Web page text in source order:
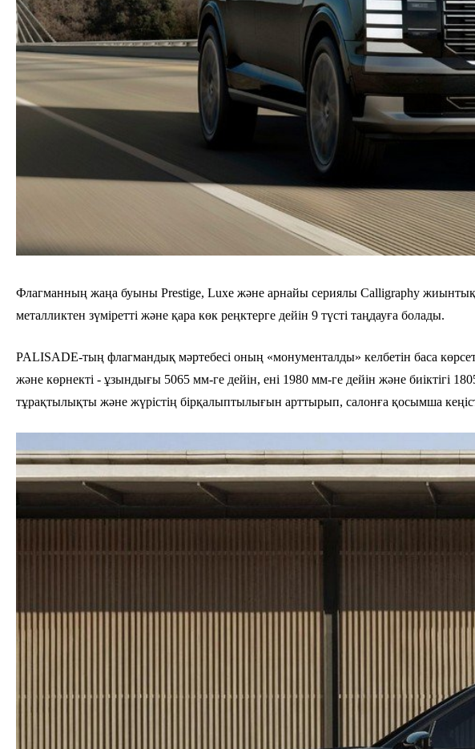
Флагманның жаңа буыны Prestige, Luxe және арнайы сериялы Calligraphy
металликтен зүміретті және қара көк реңктерге дейін 9 түсті таңдауға болады.
PALISADE-тың флагмандық мәртебесі оның «монументалды» келбетін баса
және көрнекті - ұзындығы 5065 мм-ге дейін, ені 1980 мм-ге дейін және биіктігі
тұрақтылықты және жүрістің бірқалыптылығын арттырып, салонға қосымша